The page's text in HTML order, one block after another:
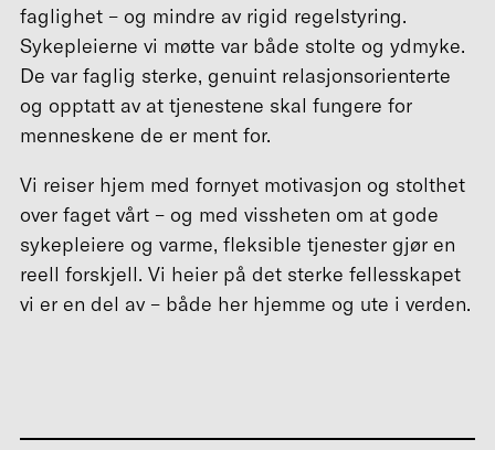
faglighet – og mindre av rigid regelstyring.
Sykepleierne vi møtte var både stolte og ydmyke.
De var faglig sterke, genuint relasjonsorienterte
og opptatt av at tjenestene skal fungere for
menneskene de er ment for.
Vi reiser hjem med fornyet motivasjon og stolthet
over faget vårt – og med vissheten om at gode
sykepleiere og varme, fleksible tjenester gjør en
reell forskjell. Vi heier på det sterke fellesskapet
vi er en del av – både her hjemme og ute i verden.